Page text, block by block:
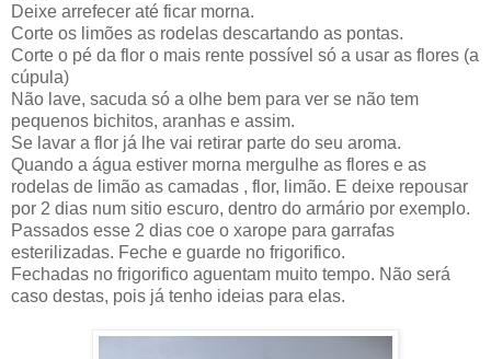
Deixe arrefecer até ficar morna.
Corte os limões as rodelas descartando as pontas.
Corte o pé da flor o mais rente possível só a usar as flores (a
cúpula)
Não lave, sacuda só a olhe bem para ver se não tem
pequenos bichitos, aranhas e assim.
Se lavar a flor já lhe vai retirar parte do seu aroma.
Quando a água estiver morna mergulhe as flores e as
rodelas de limão as camadas , flor, limão. E deixe repousar
por 2 dias num sitio escuro, dentro do armário por exemplo.
Passados esse 2 dias coe o xarope para garrafas
esterilizadas. Feche e guarde no frigorifico.
Fechadas no frigorifico aguentam muito tempo. Não será
caso destas, pois já tenho ideias para elas.